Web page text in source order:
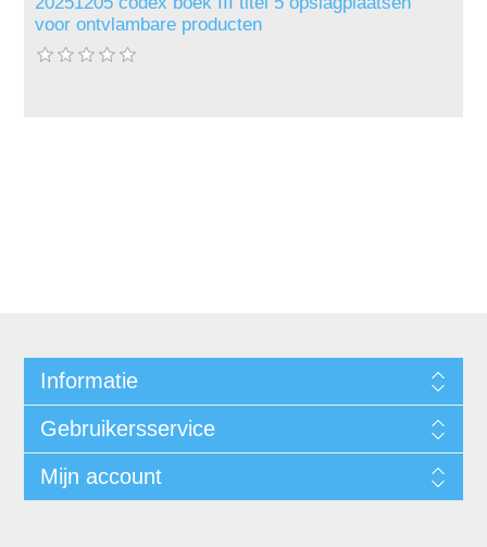
voor ontvlambare producten
Informatie
Gebruikersservice
Mijn account